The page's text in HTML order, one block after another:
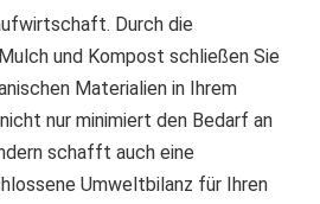
Durch die
und Kompost schließen Sie
Materialien in Ihrem
nur minimiert den Bedarf an
schafft auch eine
Umweltbilanz für Ihren